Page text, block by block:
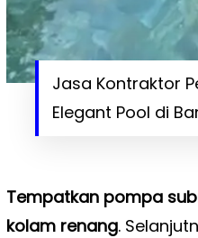
Jasa Kontraktor
Elegant Pool di
Tempatkan pompa
kolam renang.